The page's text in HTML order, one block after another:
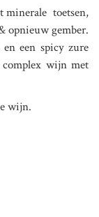
minerale toetsen,
opnieuw gember.
een spicy zure
wijn met
wijn.